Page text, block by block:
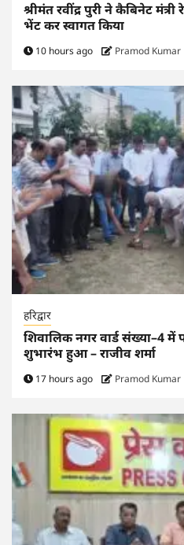
श्रीमंत रवींद्र पुरी ने कैबिनेट
भेंट कर स्वागत किया
10 hours ago Pramod Kumar
हरिद्वार
शिवालिक नगर वार्ड संख्या–4 में
शुभारंभ हुआ – राजीव शर्मा
17 hours ago Pramod Kumar